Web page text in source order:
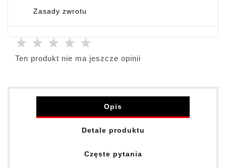
Zasady zwrotu
Ten produkt nie ma jeszcze opinii
Opis
Detale produktu
Częste pytania